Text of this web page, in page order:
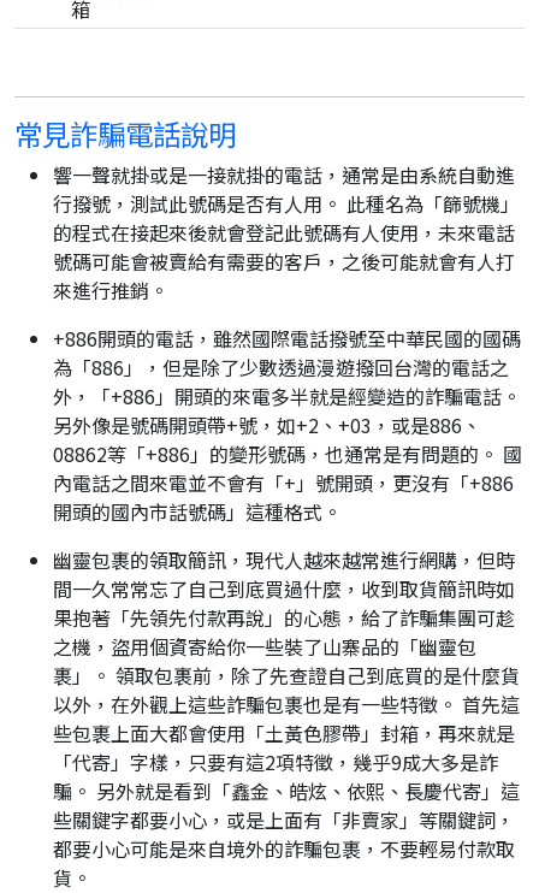
箱
常見詐騙電話說明
響一聲就掛或是一接就掛的電話，通常是由系統自動進
行撥號，測試此號碼是否有人用。 此種名為「篩號機」
的程式在接起來後就會登記此號碼有人使用，未來電話
號碼可能會被賣給有需要的客戶，之後可能就會有人打
來進行推銷。
+886開頭的電話，雖然國際電話撥號至中華民國的國碼
為「886」，但是除了少數透過漫遊撥回台灣的電話之
外，「+886」開頭的來電多半就是經變造的詐騙電話。
另外像是號碼開頭帶+號，如+2、+03，或是886、
08862等「+886」的變形號碼，也通常是有問題的。 國
內電話之間來電並不會有「+」號開頭，更沒有「+886
開頭的國內市話號碼」這種格式。
幽靈包裹的領取簡訊，現代人越來越常進行網購，但時
間一久常常忘了自己到底買過什麼，收到取貨簡訊時如
果抱著「先領先付款再說」的心態，給了詐騙集團可趁
之機，盜用個資寄給你一些裝了山寨品的「幽靈包
裹」。 領取包裹前，除了先查證自己到底買的是什麼貨
以外，在外觀上這些詐騙包裹也是有一些特徵。 首先這
些包裹上面大都會使用「土黃色膠帶」封箱，再來就是
「代寄」字樣，只要有這2項特徵，幾乎9成大多是詐
騙。 另外就是看到「鑫金、皓炫、依熙、長慶代寄」這
些關鍵字都要小心，或是上面有「非賣家」等關鍵詞，
都要小心可能是來自境外的詐騙包裹，不要輕易付款取
貨。